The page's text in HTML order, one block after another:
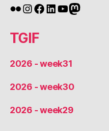
Flickr
Instagram
Facebook
LinkedIn
YouTube
TGIF
2026 - week31
2026 - week30
2026 - week29